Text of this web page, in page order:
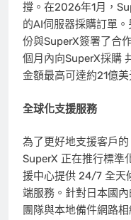
撐。在2026年1月，
的AI伺服器採購訂單
份與SuperX簽署了合
個月內向SuperX採購
金額最高可達約21億美
全球化支援服務
為了更好地支援客戶
SuperX 正在推行標準
援中心提供 24/7 全天
端服務。針對日本國
團隊與本地備件網路